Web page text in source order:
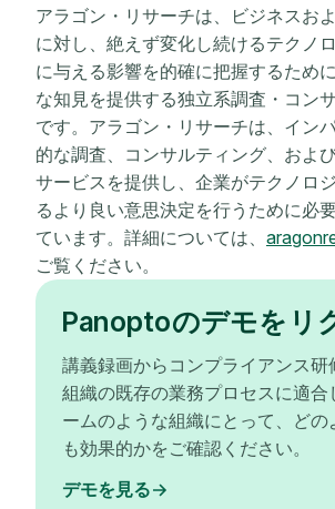
アラゴン・リサーチは、ビジネスお
に対し、絶えず変化し続けるテクノ
に与える影響を的確に把握するため
な知見を提供する独立系調査・コン
です。アラゴン・リサーチは、イン
的な調査、コンサルティング、およ
サービスを提供し、企業がテクノロ
るより良い意思決定を行うために必
ています。詳細については、
ご覧ください。
Panoptoのデモをリ
講義録画からコンプライアンス研
組織の既存の業務プロセスに適合
ームのような組織にとって、どの
も効果的かをご確認ください。
デモを見る